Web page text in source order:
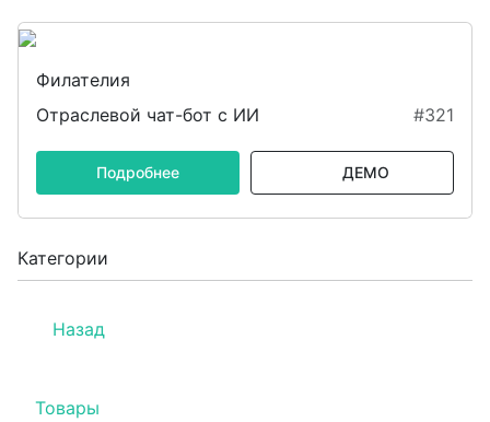
Категории
Назад
Товары
Филателия
Отраслевой чат-бот с ИИ
#321
Подробнее ДЕМО